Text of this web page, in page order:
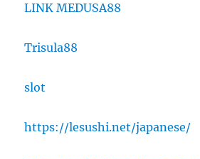
LINK MEDUSA88
Trisula88
slot
https://lesushi.net/japanese/